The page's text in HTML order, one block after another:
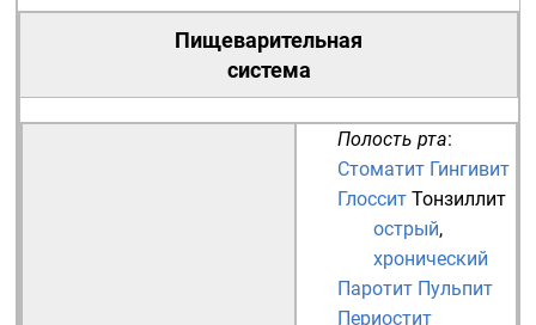
Пищеварительная
система
Полость рта:
Стоматит Гингивит
Глоссит Тонзиллит
острый,
хронический
Паротит Пульпит
Периостит